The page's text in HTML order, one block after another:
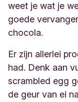
weet je wat je
goede
chocola.
Er zijn allerlei
had. Denk aan
scrambled egg
de geur van ei